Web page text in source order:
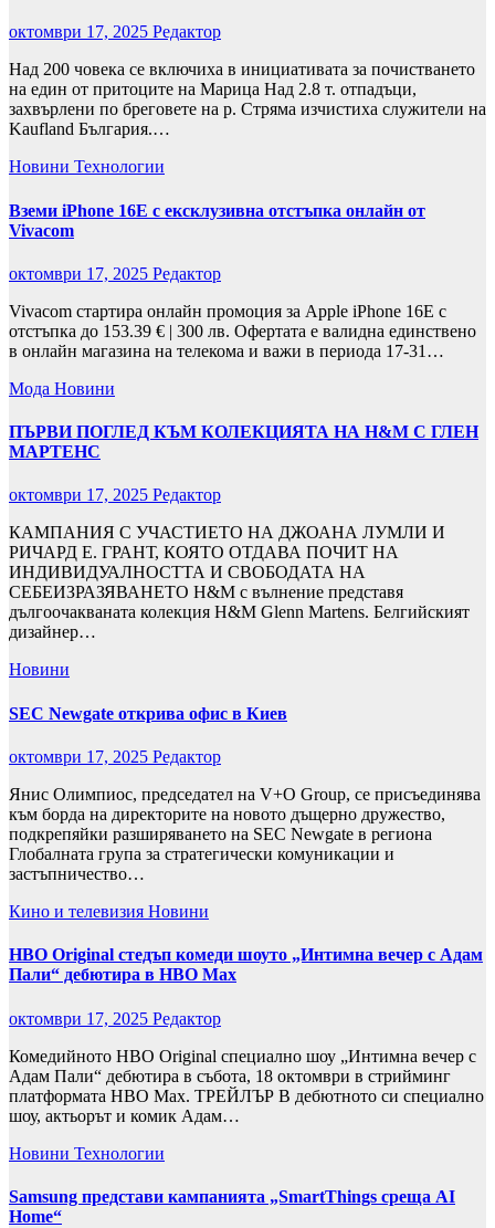
октомври 17, 2025 Редактор
Над 200 човека се включиха в инициативата за почистването
на един от притоците на Марица Над 2.8 т. отпадъци,
захвърлени по бреговете на р. Стряма изчистиха служители на
Kaufland България.…
Новини Технологии
Вземи iPhone 16E с ексклузивна отстъпка онлайн от
Vivacom
октомври 17, 2025 Редактор
Vivacom стартира онлайн промоция за Apple iPhone 16E с
отстъпка до 153.39 € | 300 лв. Офертата е валидна единствено
в онлайн магазина на телекома и важи в периода 17-31…
Мода Новини
ПЪРВИ ПОГЛЕД КЪМ КОЛЕКЦИЯТА НА H&M С ГЛЕН
МАРТЕНС
октомври 17, 2025 Редактор
КАМПАНИЯ С УЧАСТИЕТО НА ДЖОАНА ЛУМЛИ И
РИЧАРД Е. ГРАНТ, КОЯТО ОТДАВА ПОЧИТ НА
ИНДИВИДУАЛНОСТТА И СВОБОДАТА НА
СЕБЕИЗРАЗЯВАНЕТО H&M с вълнение представя
дългоочакваната колекция H&M Glenn Martens. Белгийският
дизайнер…
Новини
SEC Newgate открива офис в Киев
октомври 17, 2025 Редактор
Янис Олимпиос, председател на V+O Group, се присъединява
към борда на директорите на новото дъщерно дружество,
подкрепяйки разширяването на SEC Newgate в региона
Глобалната група за стратегически комуникации и
застъпничество…
Кино и телевизия Новини
HBO Original стедъп комеди шоуто „Интимна вечер с Адам
Пали“ дебютира в HBO Max
октомври 17, 2025 Редактор
Комедийното HBO Original специално шоу „Интимна вечер с
Адам Пали“ дебютира в събота, 18 октомври в стрийминг
платформата HBO Max. ТРЕЙЛЪР В дебютното си специално
шоу, актьорът и комик Адам…
Новини Технологии
Samsung представи кампанията „SmartThings среща AI
Home“